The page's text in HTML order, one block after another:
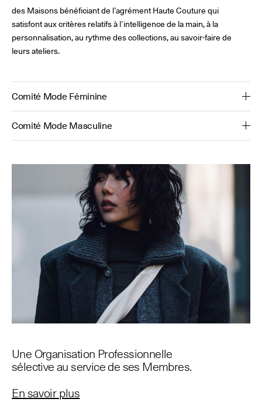
des Maisons bénéficiant de l’agrément Haute Couture qui
satisfont aux critères relatifs à l’intelligence de la main, à la
personnalisation, au rythme des collections, au savoir-faire de
leurs ateliers.
Comité Mode Féminine
Comité Mode Masculine
Une Organisation Professionnelle
sélective au service de ses Membres.
En savoir plus